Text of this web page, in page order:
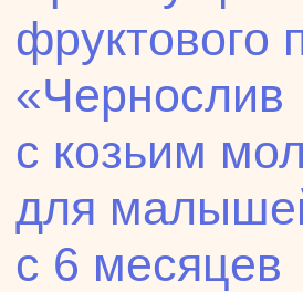
фруктового
«Чернослив
с козьим
для
с 6 месяцев